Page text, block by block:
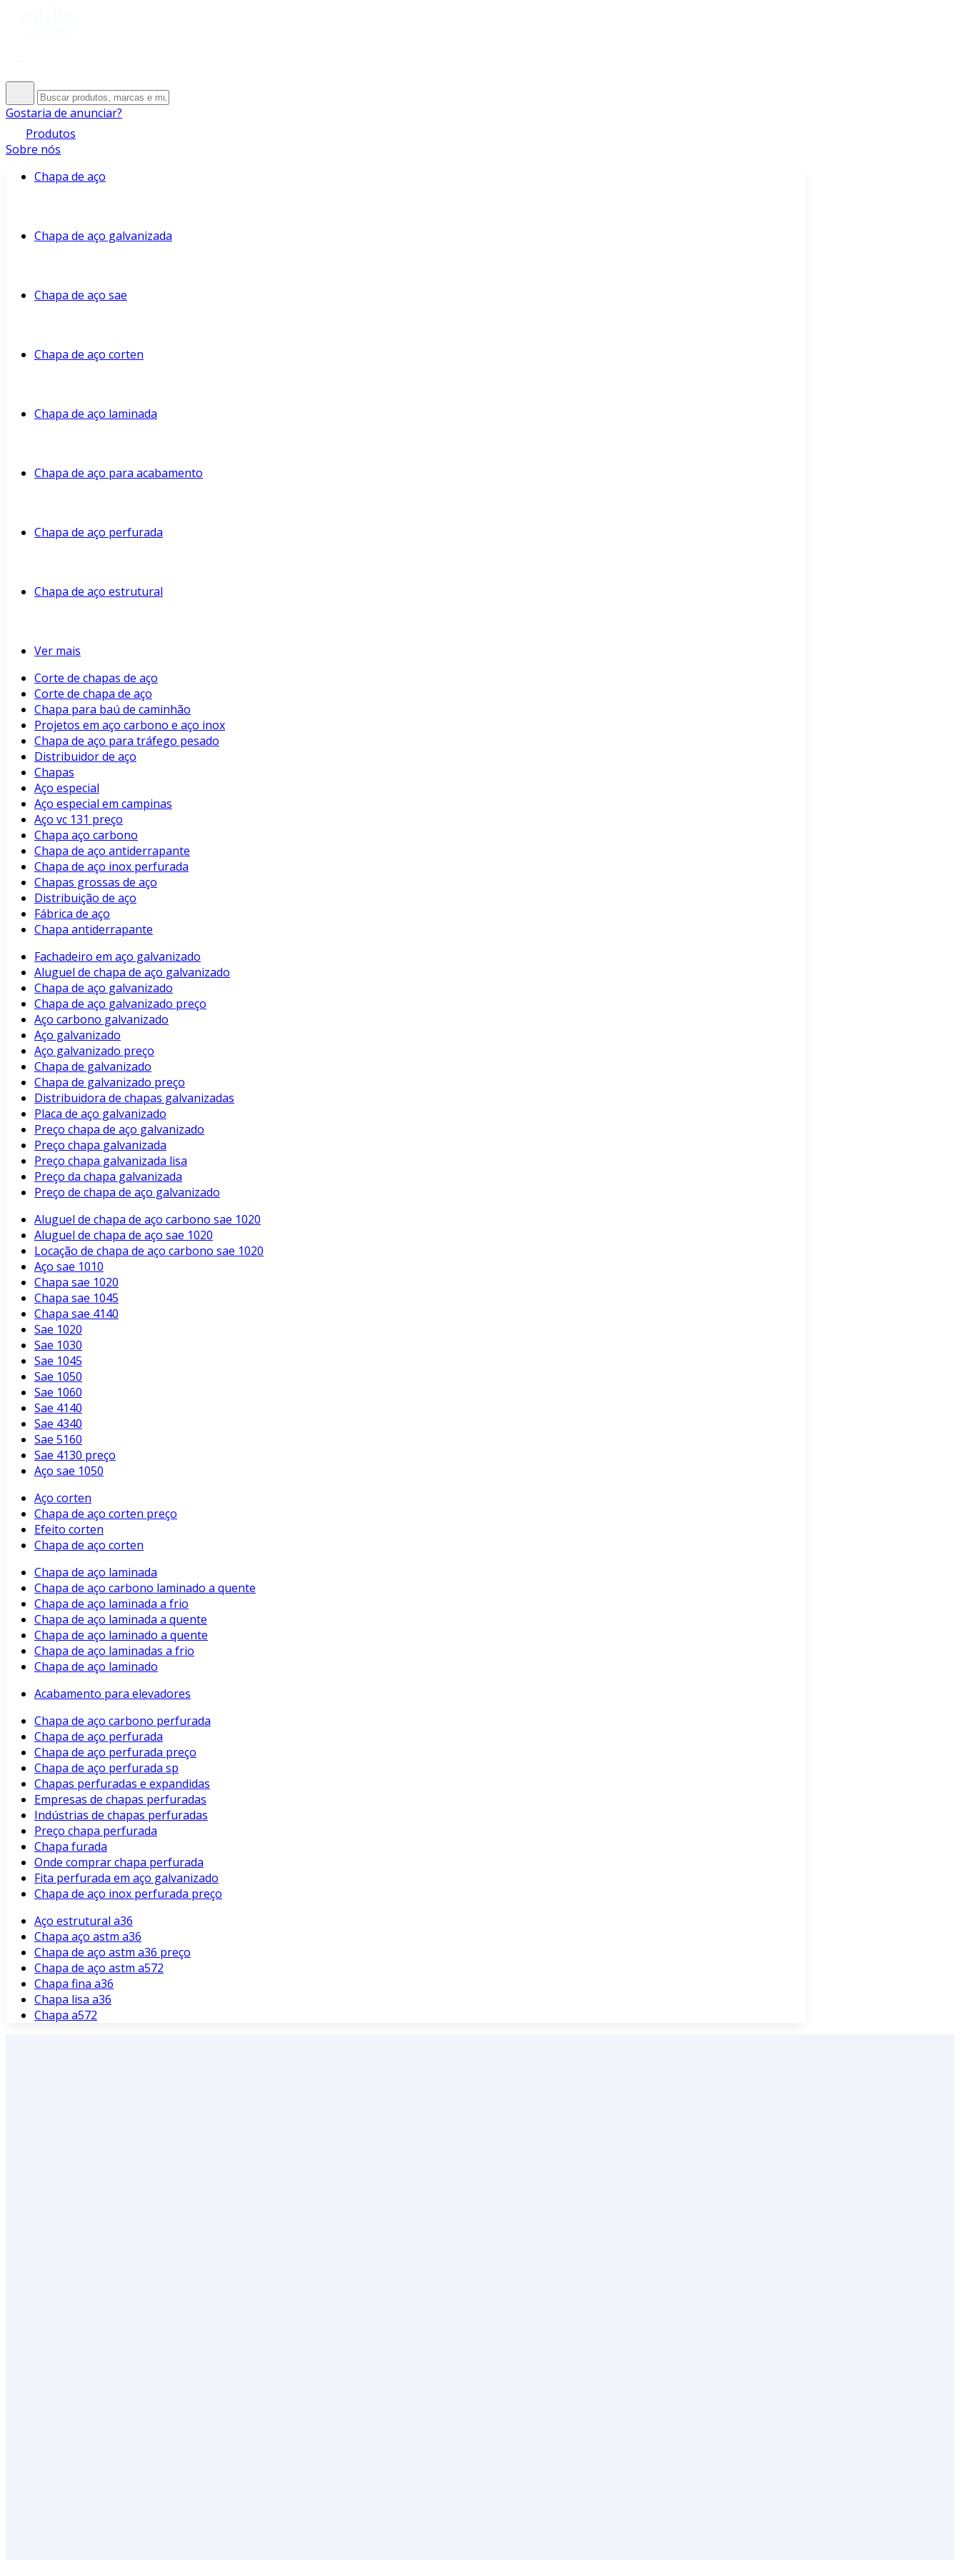
Gostaria de anunciar?
Produtos
Sobre nós
Chapa de aço
Chapa de aço galvanizada
Chapa de aço sae
Chapa de aço corten
Chapa de aço laminada
Chapa de aço para acabamento
Chapa de aço perfurada
Chapa de aço estrutural
Ver mais
Corte de chapas de aço
Corte de chapa de aço
Chapa para baú de caminhão
Projetos em aço carbono e aço inox
Chapa de aço para tráfego pesado
Distribuidor de aço
Chapas
Aço especial
Aço especial em campinas
Aço vc 131 preço
Chapa aço carbono
Chapa de aço antiderrapante
Chapa de aço inox perfurada
Chapas grossas de aço
Distribuição de aço
Fábrica de aço
Chapa antiderrapante
Fachadeiro em aço galvanizado
Aluguel de chapa de aço galvanizado
Chapa de aço galvanizado
Chapa de aço galvanizado preço
Aço carbono galvanizado
Aço galvanizado
Aço galvanizado preço
Chapa de galvanizado
Chapa de galvanizado preço
Distribuidora de chapas galvanizadas
Placa de aço galvanizado
Preço chapa de aço galvanizado
Preço chapa galvanizada
Preço chapa galvanizada lisa
Preço da chapa galvanizada
Preço de chapa de aço galvanizado
Aluguel de chapa de aço carbono sae 1020
Aluguel de chapa de aço sae 1020
Locação de chapa de aço carbono sae 1020
Aço sae 1010
Chapa sae 1020
Chapa sae 1045
Chapa sae 4140
Sae 1020
Sae 1030
Sae 1045
Sae 1050
Sae 1060
Sae 4140
Sae 4340
Sae 5160
Sae 4130 preço
Aço sae 1050
Aço corten
Chapa de aço corten preço
Efeito corten
Chapa de aço corten
Chapa de aço laminada
Chapa de aço carbono laminado a quente
Chapa de aço laminada a frio
Chapa de aço laminada a quente
Chapa de aço laminado a quente
Chapa de aço laminadas a frio
Chapa de aço laminado
Acabamento para elevadores
Chapa de aço carbono perfurada
Chapa de aço perfurada
Chapa de aço perfurada preço
Chapa de aço perfurada sp
Chapas perfuradas e expandidas
Empresas de chapas perfuradas
Indústrias de chapas perfuradas
Preço chapa perfurada
Chapa furada
Onde comprar chapa perfurada
Fita perfurada em aço galvanizado
Chapa de aço inox perfurada preço
Aço estrutural a36
Chapa aço astm a36
Chapa de aço astm a36 preço
Chapa de aço astm a572
Chapa fina a36
Chapa lisa a36
Chapa a572